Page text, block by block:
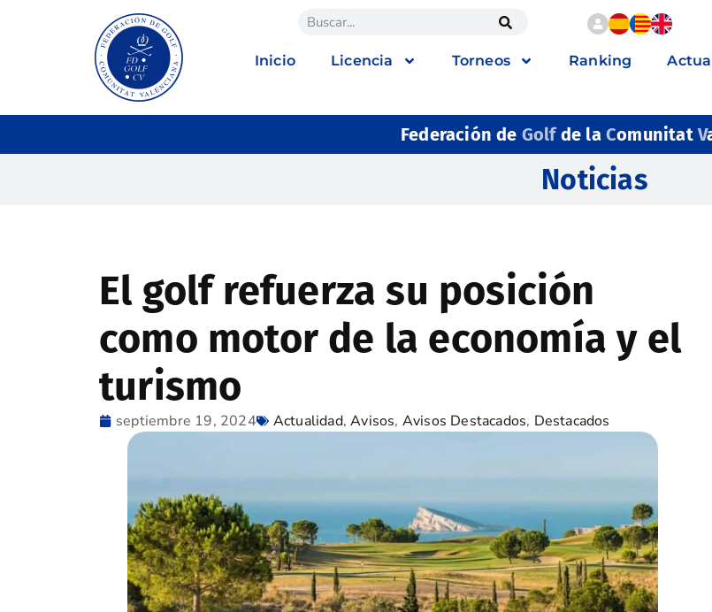
Inicio Licencia Torneos Ranking
Federación de Golfde la ComunitatV
Noticias
El golf refuerza su posición
como motor de la economía y el
turismo
septiembre 19, 2024 Actualidad,Avisos, Avisos Destacados, Destacados